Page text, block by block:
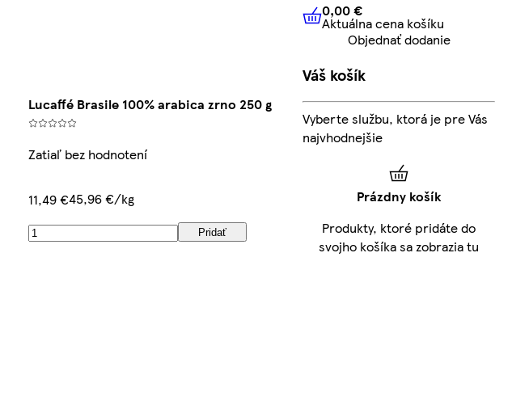
Lucaffé Brasile 100% arabica zrno 250 g
Zatiaľ bez hodnotení
11,49 €45,96 €/kg
Pridať
0,00 € Aktuálna cena košíku
0,00 €
Aktuálna cena košíku
Objednať dodanie
Váš košík
Vyberte službu, ktorá je pre Vás
najvhodnejšie
Prázdny košík
Produkty, ktoré pridáte do
svojho košíka sa zobrazia tu